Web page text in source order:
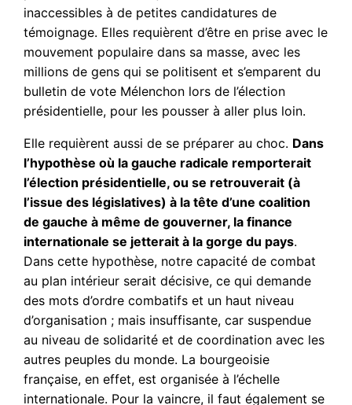
inaccessibles à de petites candidatures de
témoignage. Elles requièrent d’être en prise avec le
mouvement populaire dans sa masse, avec les
millions de gens qui se politisent et s’emparent du
bulletin de vote Mélenchon lors de l’élection
présidentielle, pour les pousser à aller plus loin.
Elle requièrent aussi de se préparer au choc. Dans
l’hypothèse où la gauche radicale remporterait
l’élection présidentielle, ou se retrouverait (à
l’issue des législatives) à la tête d’une coalition
de gauche à même de gouverner, la finance
internationale se jetterait à la gorge du pays.
Dans cette hypothèse, notre capacité de combat
au plan intérieur serait décisive, ce qui demande
des mots d’ordre combatifs et un haut niveau
d’organisation ; mais insuffisante, car suspendue
au niveau de solidarité et de coordination avec les
autres peuples du monde. La bourgeoisie
française, en effet, est organisée à l’échelle
internationale. Pour la vaincre, il faut également se